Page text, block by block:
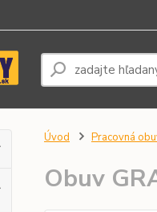
Úvod Pracovná
Obuv